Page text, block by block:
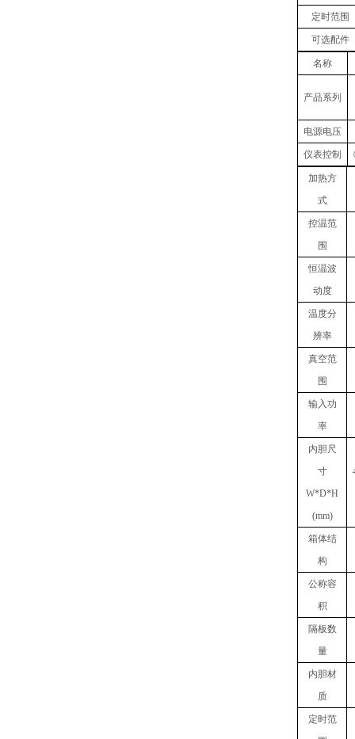
定时范围
可选配件
名称
产品系列
电源电压
仪表控制
加热方
式
控温范
围
恒温波
动度
温度分
辨率
真空范
围
输入功
率
内胆尺
寸
W*D*H
(mm)
箱体结
构
公称容
积
隔板数
量
内胆材
质
定时范